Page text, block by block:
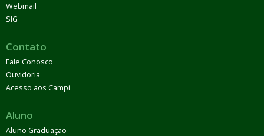
Webmail
SIG
Contato
Fale Conosco
Ouvidoria
Acesso aos Campi
Aluno
Aluno Graduação